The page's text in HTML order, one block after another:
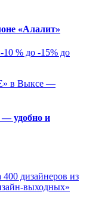
«Алалит»
10 % до -15% до
удобно и